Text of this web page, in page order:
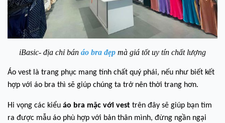
iBasic- địa chỉ bán áo bra đẹp mà giá tốt uy tín chất lượng
Áo vest là trang phục mang tính chất quý phái, nếu như biết kết
hợp với áo bra thì sẽ giúp chúng ta trở nên thời trang hơn.
Hi vọng các kiểu áo bra mặc với vest trên đây sẽ giúp bạn tìm
ra được mẫu áo phù hợp với bản thân mình, đừng ngần ngại